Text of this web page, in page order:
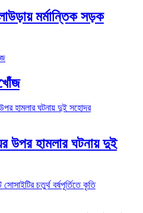
মর্মান্তিক সড়ক
উপর হামলার ঘটনায় দুই